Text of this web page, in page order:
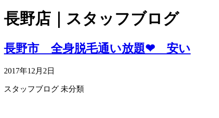
長野店｜スタッフブログ
長野市 全身脱毛通い放題❤ 安い
2017年12月2日
スタッフブログ 未分類